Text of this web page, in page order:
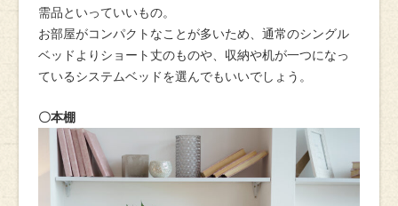
需品といっていいもの。
お部屋がコンパクトなことが多いため、通常のシングル
ベッドよりショート丈のものや、収納や机が一つになっ
ているシステムベッドを選んでもいいでしょう。
〇本棚